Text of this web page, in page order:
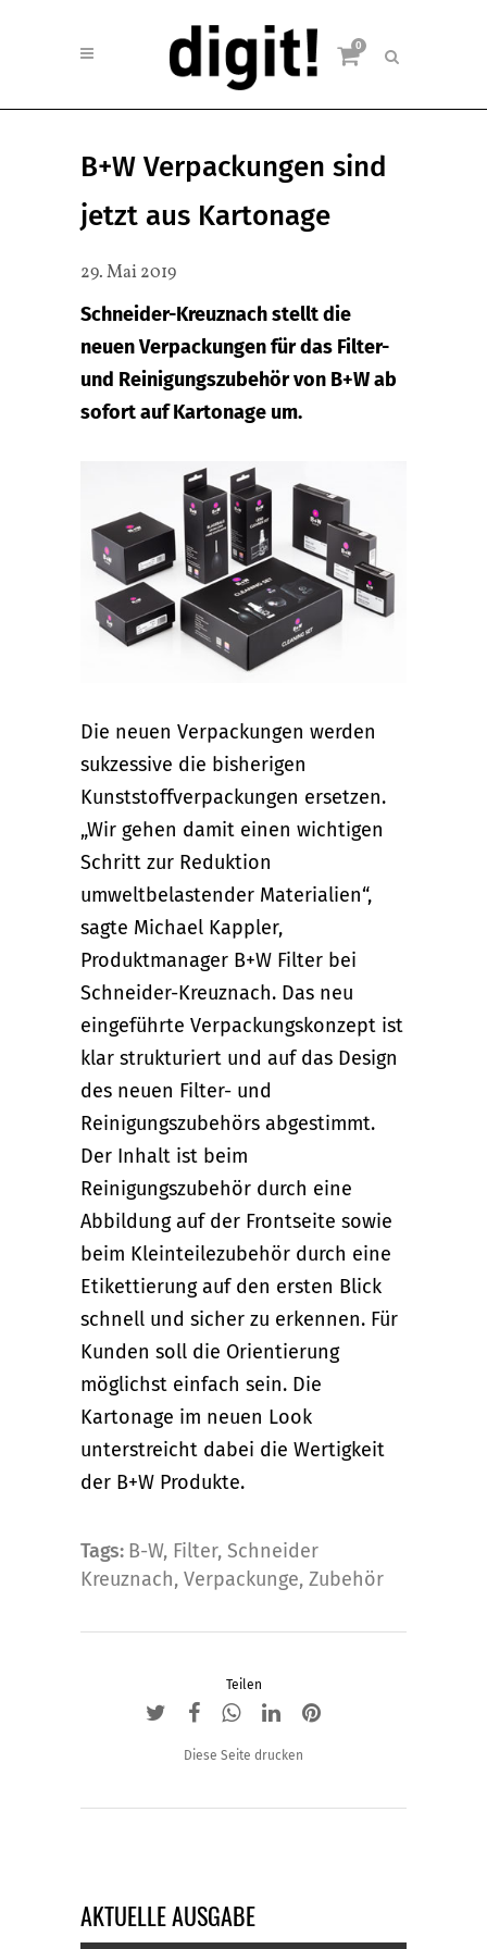
0
B+W Verpackungen sind
jetzt aus Kartonage
29. Mai 2019
Schneider-Kreuznach stellt die
neuen Verpackungen für das Filter-
und Reinigungszubehör von B+W ab
sofort auf Kartonage um.
Die neuen Verpackungen werden
sukzessive die bisherigen
Kunststoffverpackungen ersetzen.
„Wir gehen damit einen wichtigen
Schritt zur Reduktion
umweltbelastender Materialien“,
sagte Michael Kappler,
Produktmanager B+W Filter bei
Schneider-Kreuznach. Das neu
eingeführte Verpackungskonzept ist
klar strukturiert und auf das Design
des neuen Filter- und
Reinigungszubehörs abgestimmt.
Der Inhalt ist beim
Reinigungszubehör durch eine
Abbildung auf der Frontseite sowie
beim Kleinteilezubehör durch eine
Etikettierung auf den ersten Blick
schnell und sicher zu erkennen. Für
Kunden soll die Orientierung
möglichst einfach sein. Die
Kartonage im neuen Look
unterstreicht dabei die Wertigkeit
der B+W Produkte.
Tags: B-W, Filter, Schneider
Kreuznach, Verpackunge, Zubehör
Teilen
Diese Seite drucken
AKTUELLE AUSGABE